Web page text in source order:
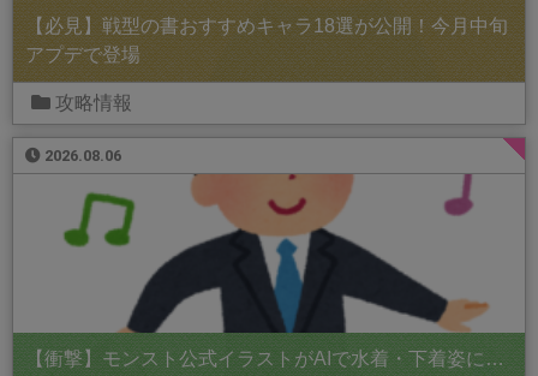
【必見】戦型の書おすすめキャラ18選が公開！今月中旬
アプデで登場
攻略情報
2026.08.06
【衝撃】モンスト公式イラストがAIで水着・下着姿に…